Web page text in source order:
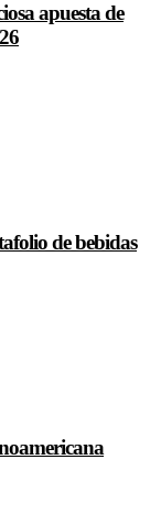
apuesta de
de bebidas